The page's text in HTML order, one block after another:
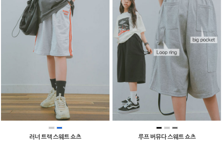
러너 트랙 스웨트 쇼츠 루프 버뮤다 스웨트 쇼츠